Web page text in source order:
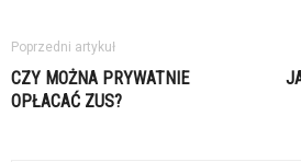
Poprzedni artykuł
CZY MOŻNA PRYWATNIE
OPŁACAĆ ZUS?